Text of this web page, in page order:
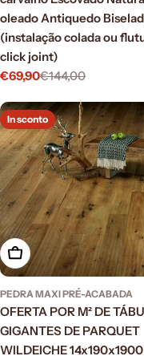
oleado Antiquedo
(instalação colada ou
click joint)
Prezzo
vendita
€69,90
Prezzo€144,00
In sconto
Aggiungi al carrello
PEDRA MAXI PRÉ-ACABADA
OFERTA POR M² DE
GIGANTES DE PARQUET
WILDEICHE 14x190x1900